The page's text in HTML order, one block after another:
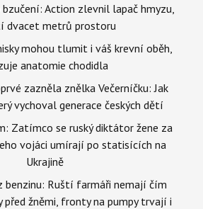
Action zlevnil lapač hmyzu,
dvacet metrů prostoru
mohou tlumit i váš krevní oběh,
anatomie chodidla
zazněla znělka Večerníčku: Jak
vychoval generace českých dětí
Zatímco se ruský diktátor žene za
vojáci umírají po statisících na
Ukrajině
benzinu: Ruští farmáři nemají čím
žněmi, fronty na pumpy trvají i